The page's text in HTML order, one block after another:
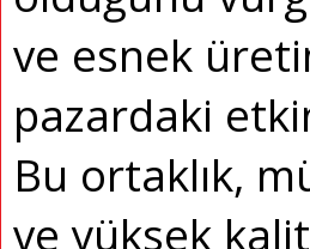
ve esnek
pazardaki
Bu ortaklık,
ve yüksek